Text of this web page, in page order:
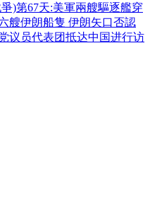
)第67天:美軍兩艘驅逐艦穿
艘伊朗船隻 伊朗矢口否認
议员代表团抵达中国进行访